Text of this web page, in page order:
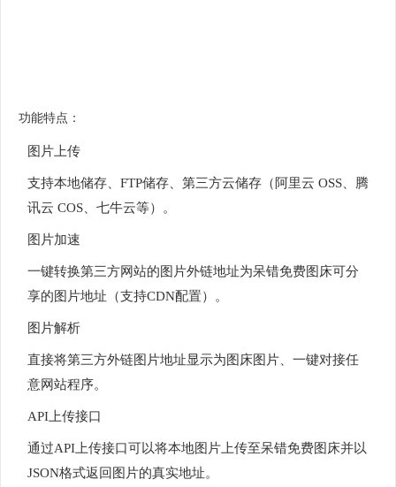
功能特点：
图片上传
支持本地储存、FTP储存、第三方云储存（阿里云 OSS、腾
讯云 COS、七牛云等）。
图片加速
一键转换第三方网站的图片外链地址为呆错免费图床可分
享的图片地址（支持CDN配置）。
图片解析
直接将第三方外链图片地址显示为图床图片、一键对接任
意网站程序。
API上传接口
通过API上传接口可以将本地图片上传至呆错免费图床并以
JSON格式返回图片的真实地址。